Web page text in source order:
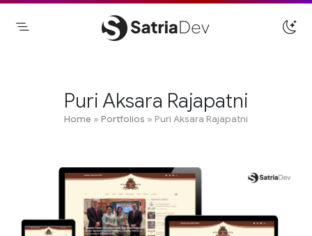
Skip
Puri Aksara Rajapatni
Home » Portfolios » Puri Aksara Rajapatni